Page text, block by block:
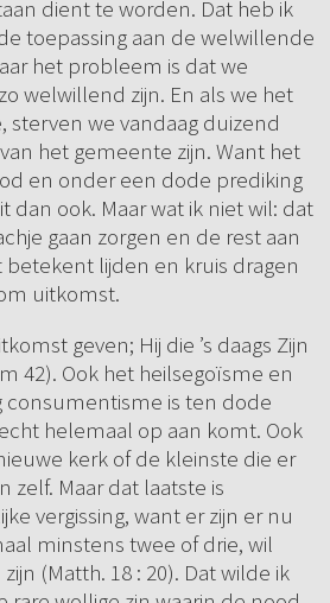
dient te worden. Dat heb ik
toepassing aan de welwillende
het probleem is dat we
welwillend zijn. En als we het
sterven we vandaag duizend
het gemeente zijn. Want het
en onder een dode prediking
dan ook. Maar wat ik niet wil: dat
gaan zorgen en de rest aan
betekent lijden en kruis dragen
uitkomst.
geven; Hij die ’s daags Zijn
42). Ook het heilsegoïsme en
is ten dode
helemaal op aan komt. Ook
kerk of de kleinste die er
zelf. Maar dat laatste is
vergissing, want er zijn er nu
minstens twee of drie, wil
(Matth. 18 : 20). Dat wilde ik